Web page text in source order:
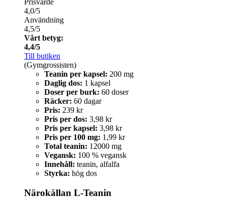
Prisvärde
4,0/5
Användning
4,5/5
Vårt betyg:
4,4/5
Till butiken
(Gymgrossisten)
Teanin per kapsel: 200 mg
Daglig dos: 1 kapsel
Doser per burk: 60 doser
Räcker: 60 dagar
Pris: 239 kr
Pris per dos: 3,98 kr
Pris per kapsel: 3,98 kr
Pris per 100 mg: 1,99 kr
Total teanin: 12000 mg
Vegansk: 100 % vegansk
Innehåll: teanin, alfalfa
Styrka: hög dos
Närokällan L-Teanin